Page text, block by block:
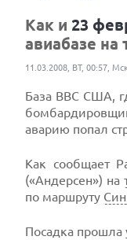
Как и 23
авиабазе
11.03.2008, ВТ, 00:57, Мск
База ВВС США,
аварию попал
Как сообщает
(«Андерсен») на
по маршруту
Посадка прошла